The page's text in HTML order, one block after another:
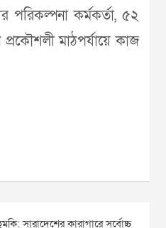
পরিকল্পনা কর্মকর্তা, ৫২
মাঠপর্যায়ে কাজ
সারাদেশের কারাগারে সর্বোচ্চ